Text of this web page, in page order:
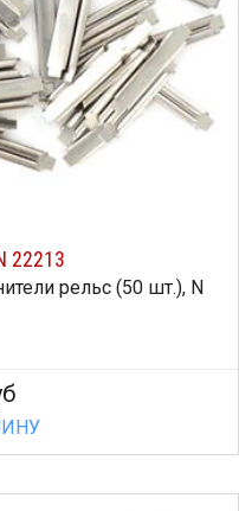
22213
рельс (50 шт.), N